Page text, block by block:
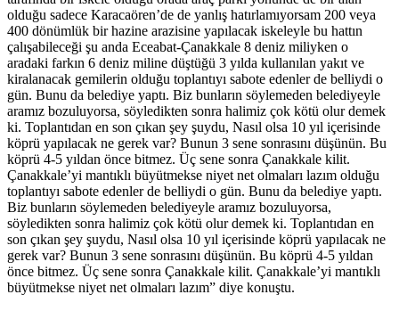
olduğu sadece Karacaören’de de yanlış hatırlamıyorsam 200 veya
400 dönümlük bir hazine arazisine yapılacak iskeleyle bu hattın
çalışabileceği şu anda Eceabat-Çanakkale 8 deniz miliyken o
aradaki farkın 6 deniz miline düştüğü 3 yılda kullanılan yakıt ve
kiralanacak gemilerin olduğu toplantıyı sabote edenler de belliydi o
gün. Bunu da belediye yaptı. Biz bunların söylemeden belediyeyle
aramız bozuluyorsa, söyledikten sonra halimiz çok kötü olur demek
ki. Toplantıdan en son çıkan şey şuydu, Nasıl olsa 10 yıl içerisinde
köprü yapılacak ne gerek var? Bunun 3 sene sonrasını düşünün. Bu
köprü 4-5 yıldan önce bitmez. Üç sene sonra Çanakkale kilit.
Çanakkale’yi mantıklı büyütmekse niyet net olmaları lazım olduğu
toplantıyı sabote edenler de belliydi o gün. Bunu da belediye yaptı.
Biz bunların söylemeden belediyeyle aramız bozuluyorsa,
söyledikten sonra halimiz çok kötü olur demek ki. Toplantıdan en
son çıkan şey şuydu, Nasıl olsa 10 yıl içerisinde köprü yapılacak ne
gerek var? Bunun 3 sene sonrasını düşünün. Bu köprü 4-5 yıldan
önce bitmez. Üç sene sonra Çanakkale kilit. Çanakkale’yi mantıklı
büyütmekse niyet net olmaları lazım” diye konuştu.